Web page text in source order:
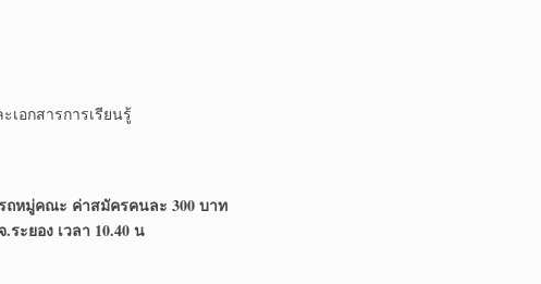
อกสารการเรียนรู้
ถหมู่คณะ ค่าสมัครคนละ 300 บาท
ะยอง เวลา 10.40 น